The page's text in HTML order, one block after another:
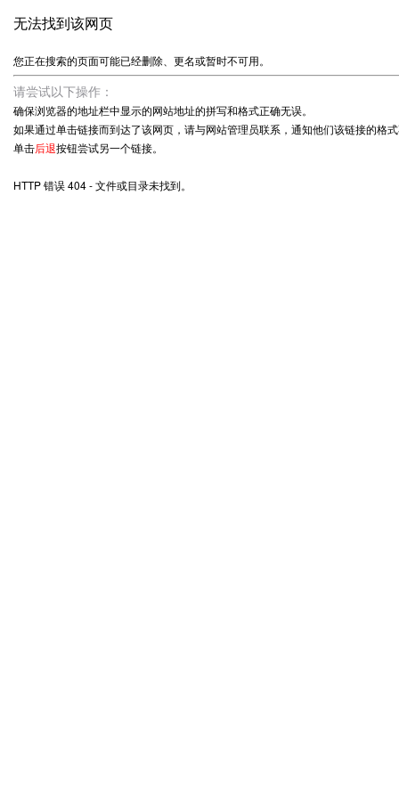
无法找到该网页
您正在搜索的页面可能已经删除、更名或暂时不可用。
请尝试以下操作：
确保浏览器的地址栏中显示的网站地址的拼写和格式正确无误。
如果通过单击链接而到达了该网页，请与网站管理员联系，通知他们该链接的格
单击后退按钮尝试另一个链接。
HTTP 错误 404 - 文件或目录未找到。